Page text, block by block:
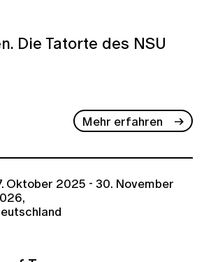
Die Tatorte des NSU
Mehr erfahren
Oktober 2025 - 30. November